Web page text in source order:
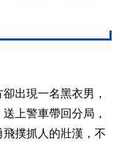
出現一名黑衣男，
上警車帶回分局，
撲抓人的壯漢，不